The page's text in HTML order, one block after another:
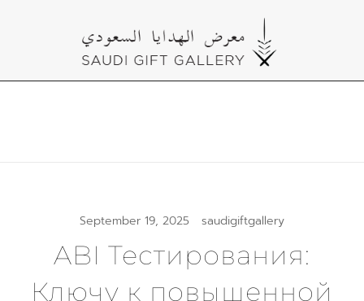
Cultural Gifts Made in Saudi Arabia معرض
September 19, 2025 saudigiftgallery
ABI Тестирования:
Ключу к повышенной